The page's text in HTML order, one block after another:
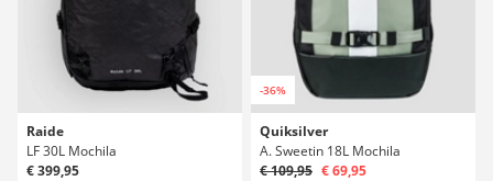
Raide
LF 30L Mochila
€ 399,95
-36%
Quiksilver
A. Sweetin 18L Mochila
€ 109,95 € 69,95